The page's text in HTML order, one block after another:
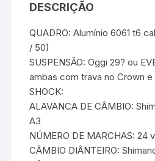
DESCRIÇÃO
QUADRO: Alumínio 6061 t6
/ 50)
SUSPENSÃO: Oggi 29? ou
ambas com trava no Crown
SHOCK: 
ALAVANCA DE CÂMBIO:
A3
NÚMERO DE MARCHAS: 24
CÂMBIO DIÂNTEIRO: